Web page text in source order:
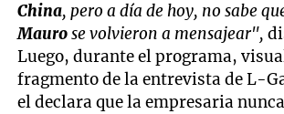
China, pero a día de hoy, no sabe
Maurose volvieron a mensajear",
Luego, durante el programa,
fragmento de la entrevista de L-
el declara que la empresaria